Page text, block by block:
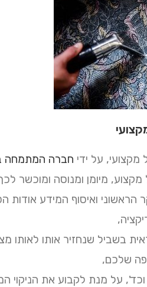
מקצועי, על ידי חברה המתמחה
מקצוע, מיומן ומנוסה ומוכשר
ואיסוף המידע אודות
בשביל שנחזיר אותו לאותו
שלכם,
על מנת לקבוע את הניקוי